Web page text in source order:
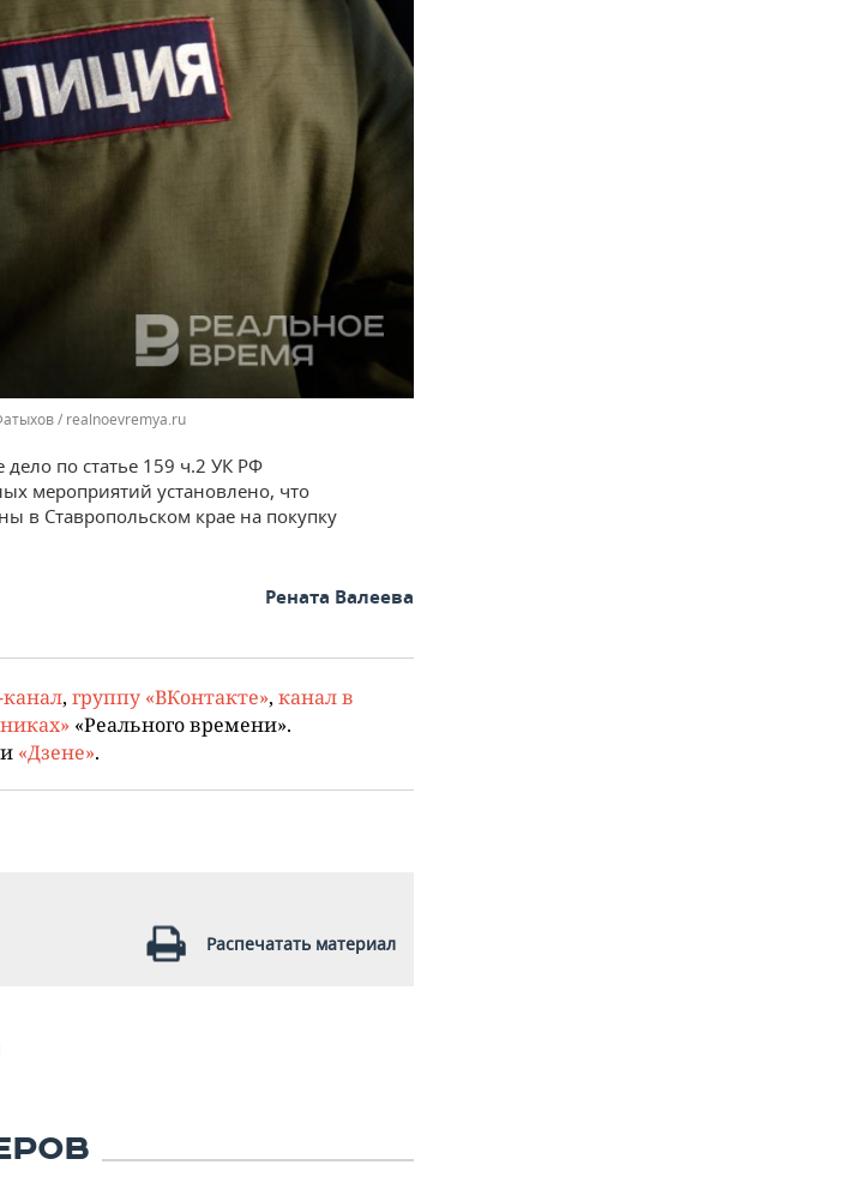
/ realnoevremya.ru
по статье 159 ч.2 УК РФ
мероприятий установлено, что
в Ставропольском крае на покупку
Рената Валеева
, группу «ВКонтакте», канал в
«Реального времени».
и «Дзене».
Распечатать материал